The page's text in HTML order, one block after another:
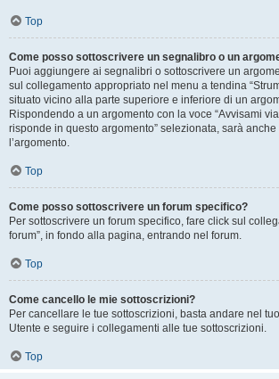
Top
Come posso sottoscrivere un segnalibro o un
Puoi aggiungere ai segnalibri o sottoscrivere un
sul collegamento appropriato nel menu a tendina
situato vicino alla parte superiore e inferiore di un
Rispondendo a un argomento con la voce “Avvisami
risponde in questo argomento” selezionata, sarà anche
l’argomento.
Top
Come posso sottoscrivere un forum specifico?
Per sottoscrivere un forum specifico, fare click sul
forum”, in fondo alla pagina, entrando nel forum.
Top
Come cancello le mie sottoscrizioni?
Per cancellare le tue sottoscrizioni, basta andare nel
Utente e seguire i collegamenti alle tue sottoscrizioni.
Top